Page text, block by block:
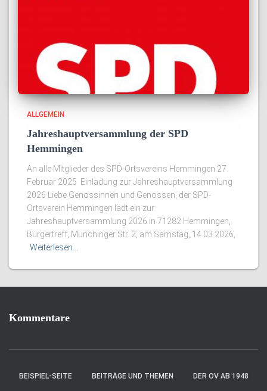
ALLGEMEIN
Jahreshauptversammlung der SPD
Hemmingen
An alle Mitglieder des SPD-Ortsvereins Hemmingen 27.
Februar 2025 Einladung zur Jahreshauptversammlung
2026 Liebe Genossinnen und Genossen, der SPD-
Ortsverein Hemmingen lädt ein zur:
Jahreshauptversammlung 2026 in 71282 Hemmingen,
Bürgertreff, Münchinger Str. 2, am Samstag, 14.03.2026,
Weiterlesen…
Kommentare
BEISPIEL-SEITE BEITRÄGE UND THEMEN DER OV AB 1948